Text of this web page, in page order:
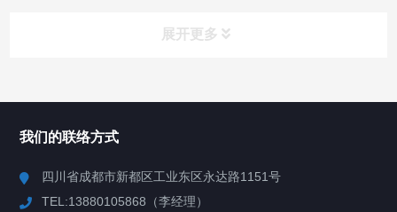
展开更多
混合机
我们的联络方式
四川省成都市新都区工业东区永达路1151号
TEL:13880105868（李经理）